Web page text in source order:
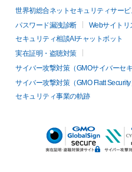
世界初総合ネットセキュリティサービ
パスワード漏洩診断
Webサイトリ
セキュリティ相談AIチャットボット
実在証明・盗聴対策
サイバー攻撃対策（GMOサイバーセ
サイバー攻撃対策（GMO Flatt Security
セキュリティ事業の軌跡